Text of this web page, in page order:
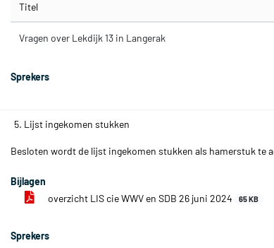
Titel
Vragen over Lekdijk 13 in Langerak
Sprekers
5. Lijst ingekomen stukken
Besloten wordt de lijst ingekomen stukken als hamerstuk te
Bijlagen
overzicht LIS cie WWV en SDB 26 juni 2024
65 KB
Sprekers